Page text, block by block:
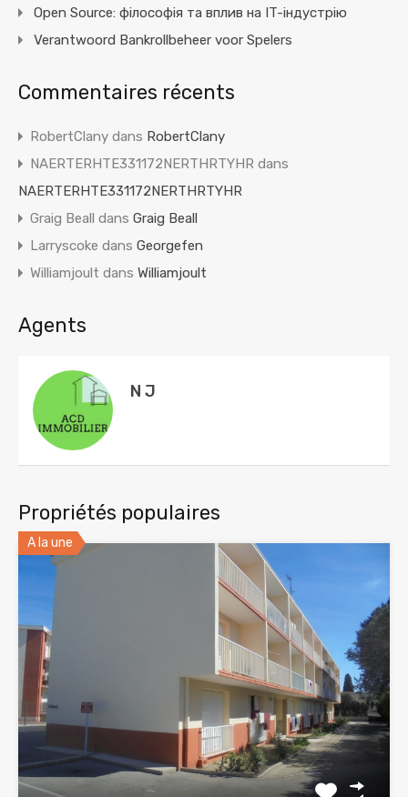
Open Source: філософія та вплив на IT-індустрію
Verantwoord Bankrollbeheer voor Spelers
Commentaires récents
RobertClany dans RobertClany
NAERTERHTE331172NERTHRTYHR dans
NAERTERHTE331172NERTHRTYHR
Graig Beall dans Graig Beall
Larryscoke dans Georgefen
Williamjoult dans Williamjoult
Agents
N J
Propriétés populaires
A la une